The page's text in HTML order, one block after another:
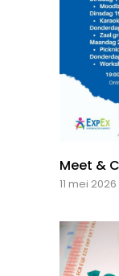
Meet &
11 mei 2026